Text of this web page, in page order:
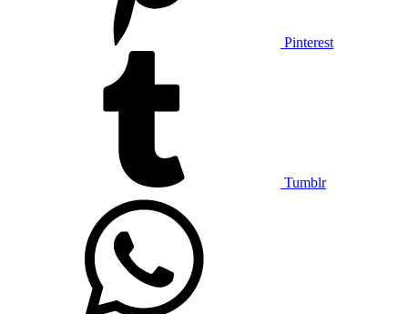
Pinterest
Tumblr